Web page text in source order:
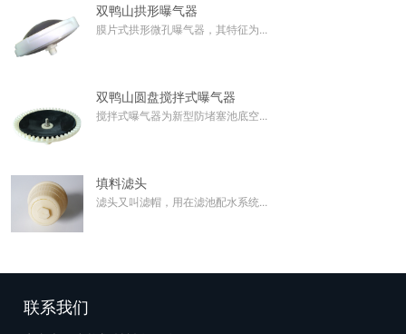
双鸭山拱形曝气器
膜片式拱形微孔曝气器，其特征为...
双鸭山圆盘搅拌式曝气器
搅拌式曝气器为新型防堵塞池底空...
填料滤头
滤头又叫滤帽，用在滤池配水系统...
联系我们